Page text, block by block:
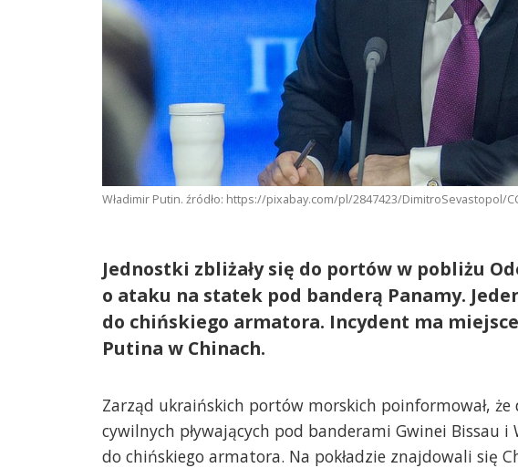
Władimir Putin. źródło: https://pixabay.com/pl/2847423/DimitroSevastopol/
Jednostki zbliżały się do portów w pobliżu
o ataku na statek pod banderą Panamy.
do chińskiego armatora. Incydent ma
Putina w Chinach.
Zarząd ukraińskich portów morskich poinformował, że
cywilnych pływających pod banderami Gwinei Bissau
do chińskiego armatora. Na pokładzie znajdowali się